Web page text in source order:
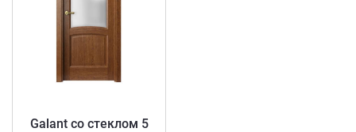
Galant со стеклом 5